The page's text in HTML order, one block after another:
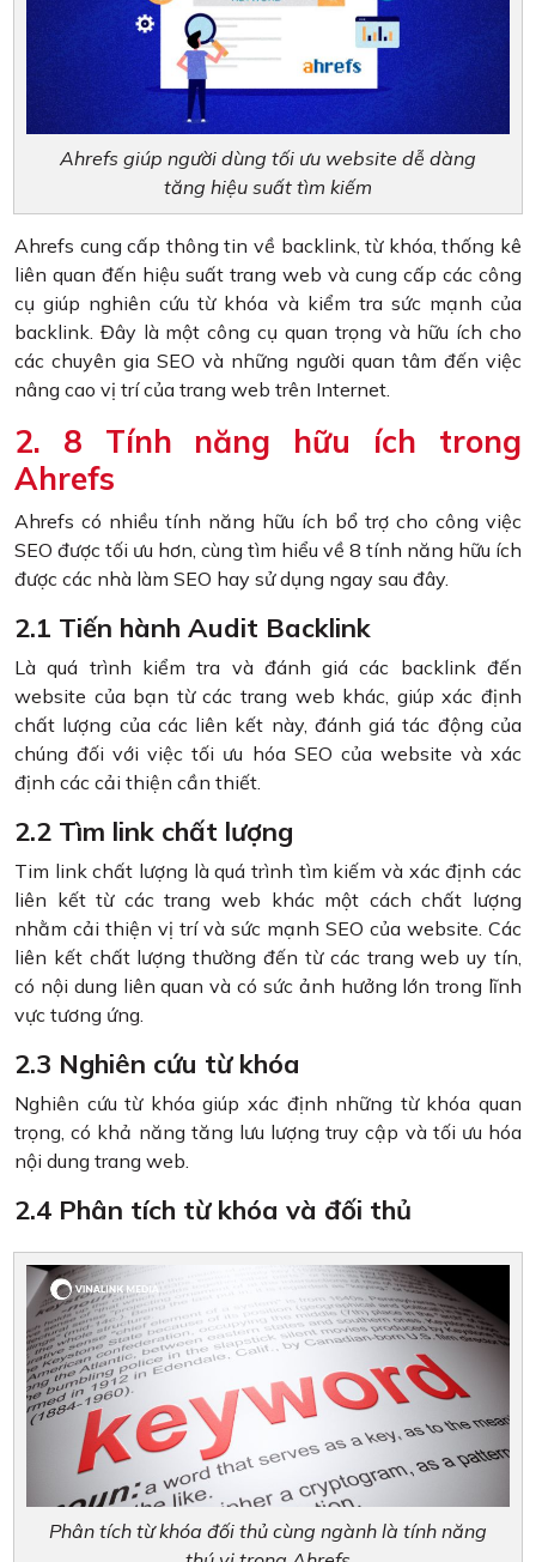
Ahrefs giúp người dùng tối ưu website dễ dàng
tăng hiệu suất tìm kiếm
Ahrefs cung cấp thông tin về backlink, từ khóa, thống kê
liên quan đến hiệu suất trang web và cung cấp các công
cụ giúp nghiên cứu từ khóa và kiểm tra sức mạnh của
backlink. Đây là một công cụ quan trọng và hữu ích cho
các chuyên gia SEO và những người quan tâm đến việc
nâng cao vị trí của trang web trên Internet.
2. 8 Tính năng hữu ích trong
Ahrefs
Ahrefs có nhiều tính năng hữu ích bổ trợ cho công việc
SEO được tối ưu hơn, cùng tìm hiểu về 8 tính năng hữu ích
được các nhà làm SEO hay sử dụng ngay sau đây.
2.1 Tiến hành Audit Backlink
Là quá trình kiểm tra và đánh giá các backlink đến
website của bạn từ các trang web khác, giúp xác định
chất lượng của các liên kết này, đánh giá tác động của
chúng đối với việc tối ưu hóa SEO của website và xác
định các cải thiện cần thiết.
2.2 Tìm link chất lượng
Tim link chất lượng là quá trình tìm kiếm và xác định các
liên kết từ các trang web khác một cách chất lượng
nhằm cải thiện vị trí và sức mạnh SEO của website. Các
liên kết chất lượng thường đến từ các trang web uy tín,
có nội dung liên quan và có sức ảnh hưởng lớn trong lĩnh
vực tương ứng.
2.3 Nghiên cứu từ khóa
Nghiên cứu từ khóa giúp xác định những từ khóa quan
trọng, có khả năng tăng lưu lượng truy cập và tối ưu hóa
nội dung trang web.
2.4 Phân tích từ khóa và đối thủ
Phân tích từ khóa đối thủ cùng ngành là tính năng